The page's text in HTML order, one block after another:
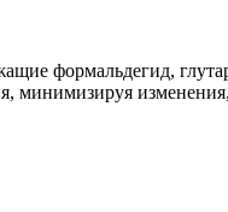
формальдегид,
минимизируя